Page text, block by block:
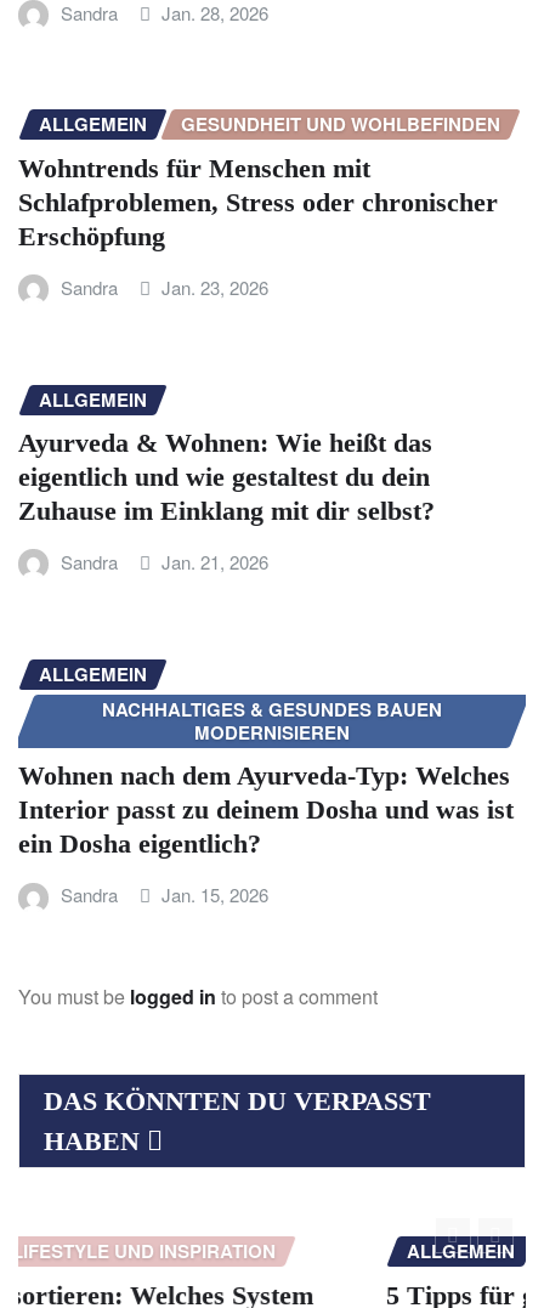
Sandra Jan. 28, 2026
ALLGEMEIN GESUNDHEIT UND WOHLBEFINDEN
Wohntrends für Menschen mit
Schlafproblemen, Stress oder chronischer
Erschöpfung
Sandra Jan. 23, 2026
ALLGEMEIN
Ayurveda & Wohnen: Wie heißt das
eigentlich und wie gestaltest du dein
Zuhause im Einklang mit dir selbst?
Sandra Jan. 21, 2026
ALLGEMEIN
NACHHALTIGES & GESUNDES BAUEN
MODERNISIEREN
Wohnen nach dem Ayurveda-Typ: Welches
Interior passt zu deinem Dosha und was ist
ein Dosha eigentlich?
Sandra Jan. 15, 2026
You must be logged in to post a comment
DAS KÖNNTEN DU VERPASST
HABEN
ALLGEMEIN GESUNDHEIT UND WOHLBEFINDEN
5 Tipps für gesunden Schlaf: WLAN,